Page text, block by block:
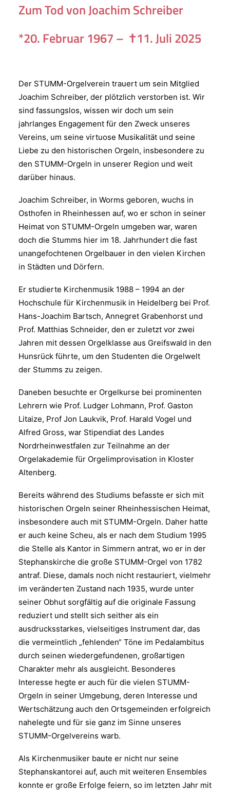
Zum Tod von Joachim Schreiber
*20. Februar 1967 – †11. Juli 2025
Der STUMM-Orgelverein trauert um sein Mitglied
Joachim Schreiber, der plötzlich verstorben ist. Wir
sind fassungslos, wissen wir doch um sein
jahrlanges Engagement für den Zweck unseres
Vereins, um seine virtuose Musikalität und seine
Liebe zu den historischen Orgeln, insbesondere zu
den STUMM-Orgeln in unserer Region und weit
darüber hinaus.
Joachim Schreiber, in Worms geboren, wuchs in
Osthofen in Rheinhessen auf, wo er schon in seiner
Heimat von STUMM-Orgeln umgeben war, waren
doch die Stumms hier im 18. Jahrhundert die fast
unangefochtenen Orgelbauer in den vielen Kirchen
in Städten und Dörfern.
Er studierte Kirchenmusik 1988 – 1994 an der
Hochschule für Kirchenmusik in Heidelberg bei Prof.
Hans-Joachim Bartsch, Annegret Grabenhorst und
Prof. Matthias Schneider, den er zuletzt vor zwei
Jahren mit dessen Orgelklasse aus Greifswald in den
Hunsrück führte, um den Studenten die Orgelwelt
der Stumms zu zeigen.
Daneben besuchte er Orgelkurse bei prominenten
Lehrern wie Prof. Ludger Lohmann, Prof. Gaston
Litaize, Prof Jon Laukvik, Prof. Harald Vogel und
Alfred Gross, war Stipendiat des Landes
Nordrheinwestfalen zur Teilnahme an der
Orgelakademie für Orgelimprovisation in Kloster
Altenberg.
Bereits während des Studiums befasste er sich mit
historischen Orgeln seiner Rheinhessischen Heimat,
insbesondere auch mit STUMM-Orgeln. Daher hatte
er auch keine Scheu, als er nach dem Studium 1995
die Stelle als Kantor in Simmern antrat, wo er in der
Stephanskirche die große STUMM-Orgel von 1782
antraf. Diese, damals noch nicht restauriert, vielmehr
im veränderten Zustand nach 1935, wurde unter
seiner Obhut sorgfältig auf die originale Fassung
reduziert und stellt sich seither als ein
ausdrucksstarkes, vielseitiges Instrument dar, das
die vermeintlich „fehlenden“ Töne im Pedalambitus
durch seinen wiedergefundenen, großartigen
Charakter mehr als ausgleicht. Besonderes
Interesse hegte er auch für die vielen STUMM-
Orgeln in seiner Umgebung, deren Interesse und
Wertschätzung auch den Ortsgemeinden erfolgreich
nahelegte und für sie ganz im Sinne unseres
STUMM-Orgelvereins warb.
Als Kirchenmusiker baute er nicht nur seine
Stephanskantorei auf, auch mit weiteren Ensembles
konnte er große Erfolge feiern, so im letzten Jahr mit